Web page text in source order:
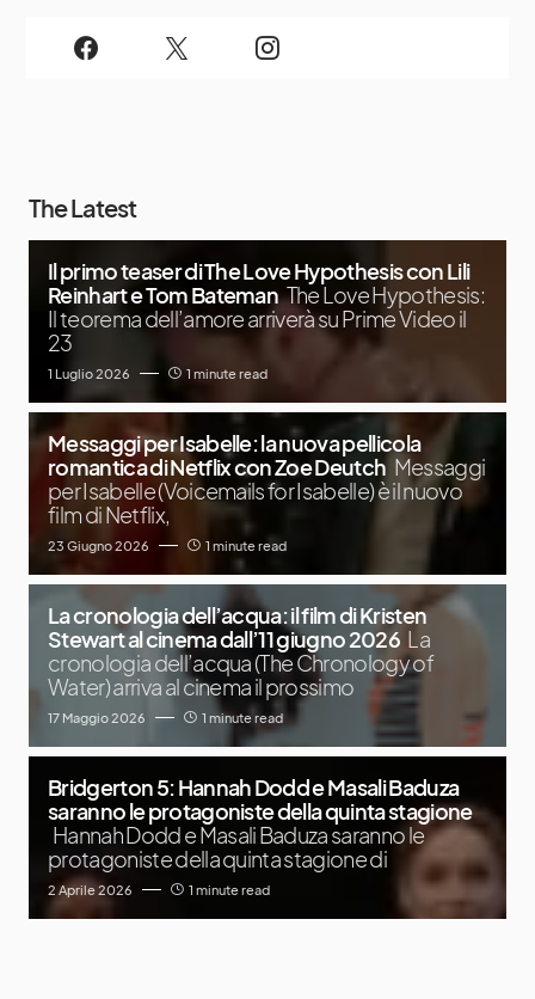
The Latest
Il primo teaser di The Love Hypothesis con Lili
Reinhart e Tom Bateman The Love Hypothesis:
Il teorema dell’amore arriverà su Prime Video il
23
1 Luglio 2026 1 minute read
Messaggi per Isabelle: la nuova pellicola
romantica di Netflix con Zoe Deutch Messaggi
per Isabelle (Voicemails for Isabelle) è il nuovo
film di Netflix,
23 Giugno 2026 1 minute read
La cronologia dell’acqua: il film di Kristen
Stewart al cinema dall’11 giugno 2026 La
cronologia dell’acqua (The Chronology of
Water) arriva al cinema il prossimo
17 Maggio 2026 1 minute read
Bridgerton 5: Hannah Dodd e Masali Baduza
saranno le protagoniste della quinta stagione
Hannah Dodd e Masali Baduza saranno le
protagoniste della quinta stagione di
2 Aprile 2026 1 minute read